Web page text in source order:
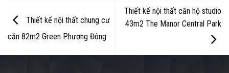
Thiết kế nội thất chung cư
căn 82m2 Green Phương Đông
Thiết kế nội thất căn hộ studio
43m2 The Manor Central Park